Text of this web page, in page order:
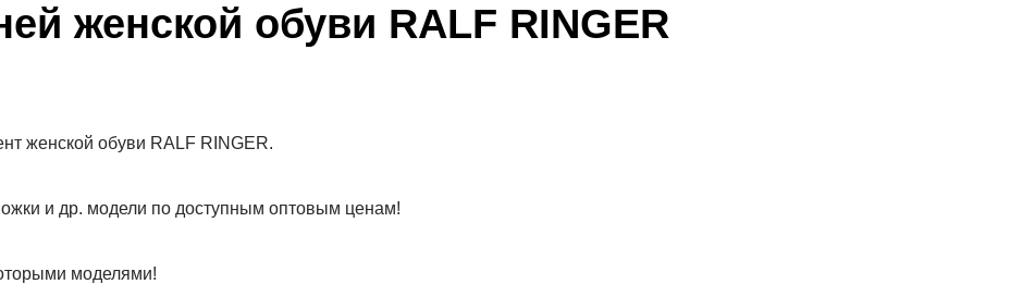
женской обуви RALF RINGER
женской обуви RALF RINGER.
и др. модели по доступным оптовым ценам!
моделями!